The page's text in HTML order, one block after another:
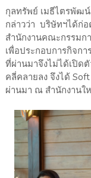
กุลทรัพย์ เมธีไตรพัฒ
กล่าวว่า บริษัทฯได้ก่
สำนักงานคณะกรรมก
เพื่อประกอบการกิจก
ที่ผ่านมาจึงไม่ได้เปิด
คลี่คลายลง จึงได้
ผ่านมา ณ สำนักงาน